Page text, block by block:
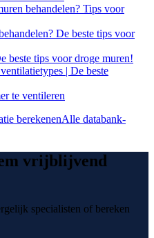
behandelen? Tips voor
De beste tips voor
beste tips voor droge muren!
| De beste
te ventileren
berekenenAlle databank-
vrijblijvend
specialisten of bereken